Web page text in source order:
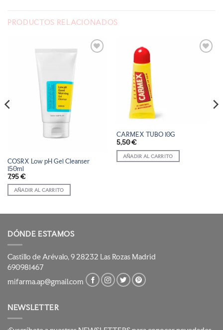
PRODUCTOS RELACIONADOS
COSRX Low pH Gel Cleanser
150ml
7,95 €
AÑADIR AL CARRITO
CARMEX TUBO 10G
5,50€
AÑADIR AL CARRITO
DÓNDE ESTAMOS
Castillo de Arévalo, 9 28232 Las Rozas Madrid
690981467
mifarma.ap@gmail.com
NEWSLETTER